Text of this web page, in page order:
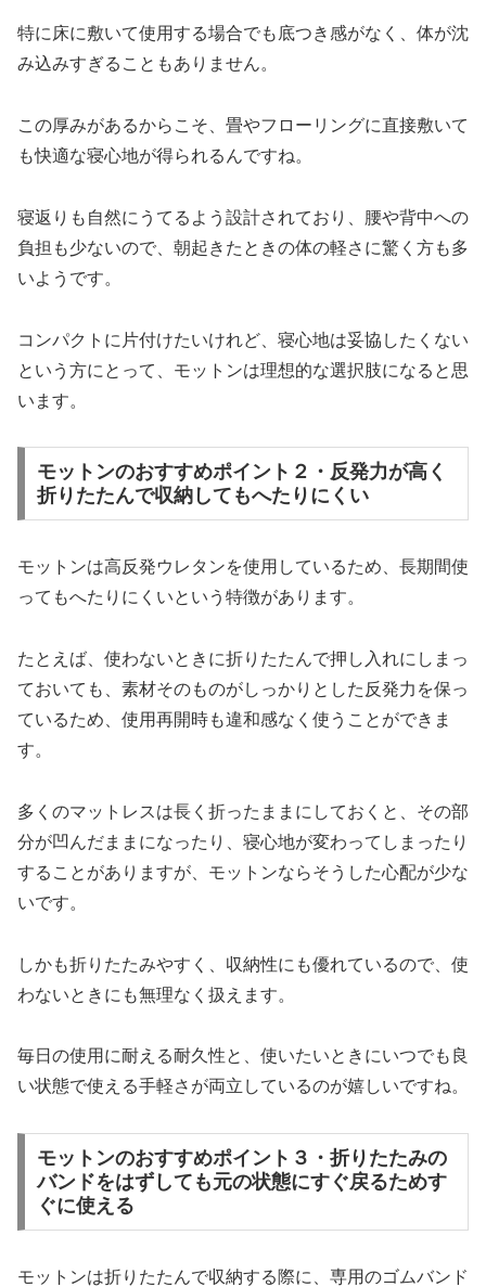
特に床に敷いて使用する場合でも底つき感がなく、体が沈
み込みすぎることもありません。
この厚みがあるからこそ、畳やフローリングに直接敷いて
も快適な寝心地が得られるんですね。
寝返りも自然にうてるよう設計されており、腰や背中への
負担も少ないので、朝起きたときの体の軽さに驚く方も多
いようです。
コンパクトに片付けたいけれど、寝心地は妥協したくない
という方にとって、モットンは理想的な選択肢になると思
います。
モットンのおすすめポイント２・反発力が高く
折りたたんで収納してもへたりにくい
モットンは高反発ウレタンを使用しているため、長期間使
ってもへたりにくいという特徴があります。
たとえば、使わないときに折りたたんで押し入れにしまっ
ておいても、素材そのものがしっかりとした反発力を保っ
ているため、使用再開時も違和感なく使うことができま
す。
多くのマットレスは長く折ったままにしておくと、その部
分が凹んだままになったり、寝心地が変わってしまったり
することがありますが、モットンならそうした心配が少な
いです。
しかも折りたたみやすく、収納性にも優れているので、使
わないときにも無理なく扱えます。
毎日の使用に耐える耐久性と、使いたいときにいつでも良
い状態で使える手軽さが両立しているのが嬉しいですね。
モットンのおすすめポイント３・折りたたみの
バンドをはずしても元の状態にすぐ戻るためす
ぐに使える
モットンは折りたたんで収納する際に、専用のゴムバンド